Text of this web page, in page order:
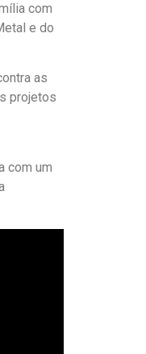
com
e do
as
projetos
com um